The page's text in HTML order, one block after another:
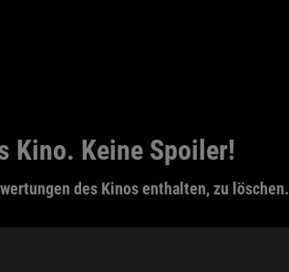
Kino. Keine Spoiler!
des Kinos enthalten, zu löschen.